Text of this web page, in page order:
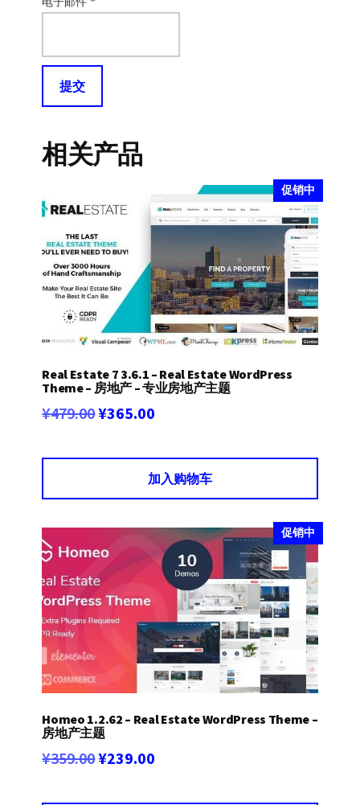
相关产品
促销中
Real Estate 7 3.6.1 – Real Estate WordPress
Theme – 房地产 – 专业房地产主题
¥479.00原
为：
¥479.00。
¥365.00
价
格
¥365.00。
加入购物车
促销中
Homeo 1.2.62 – Real Estate WordPress Theme –
房地产主题
¥359.00原
¥239.00